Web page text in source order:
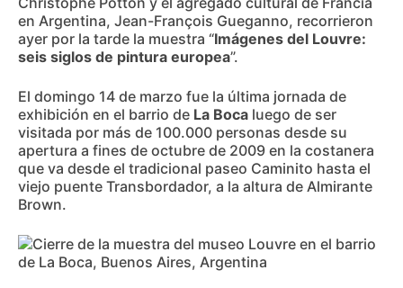
en Argentina, Jean-François Gueganno, recorrieron
ayer por la tarde la muestra “Imágenes del Louvre:
seis siglos de pintura europea”.
El domingo 14 de marzo fue la última jornada de
exhibición en el barrio de La Boca luego de ser
visitada por más de 100.000 personas desde su
apertura a fines de octubre de 2009 en la costanera
que va desde el tradicional paseo Caminito hasta el
viejo puente Transbordador, a la altura de Almirante
Brown.